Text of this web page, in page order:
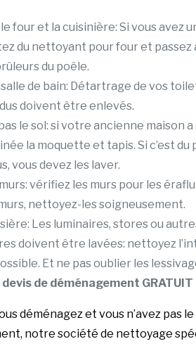
four et la cuisinière: Si vous avez
du nettoyant pour four et passez
du poêle.
de bain: Détartrage de vos
doivent être enlevés.
le sol: si votre ancienne maison
la moquette et tapis. Si c’est
vous devez les laver.
vérifiez les murs pour les
nettoyez-les soigneusement.
Les luminaires, stores ou
doivent être lavées: nettoyez
Et ne pas oublier les
de déménagement GRATUIT
déménagez et vous n’avez pas
notre société de nettoyage